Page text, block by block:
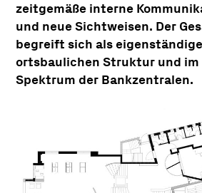
zeitgemäße interne
und neue Sichtweisen. Der
begreift sich als
ortsbaulichen Struktur und im
Spektrum der Bankzentralen.